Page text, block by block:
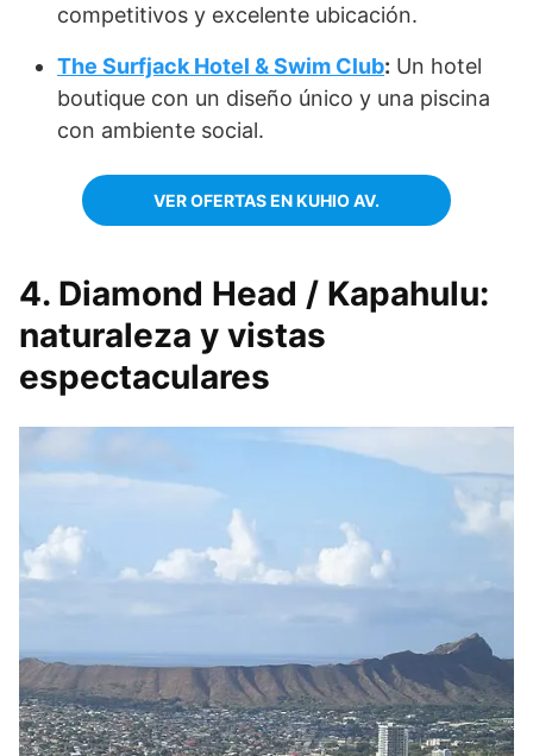
competitivos y excelente ubicación.
The Surfjack Hotel & Swim Club: Un hotel
boutique con un diseño único y una piscina
con ambiente social.
VER OFERTAS EN KUHIO AV.
4. Diamond Head / Kapahulu:
naturaleza y vistas
espectaculares